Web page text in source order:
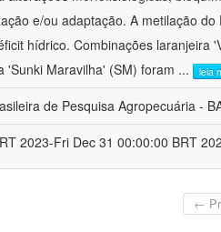
e/ou adaptação. A metilação
hídrico. Combinações laranjeira
'Sunki Maravilha' (SM) foram ... leia
de Pesquisa Agropecuária -
2023-Fri Dec 31 00:00:00 BRT
←